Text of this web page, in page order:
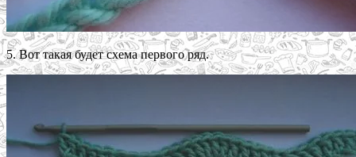
5. Вот такая будет схема первого ряд.